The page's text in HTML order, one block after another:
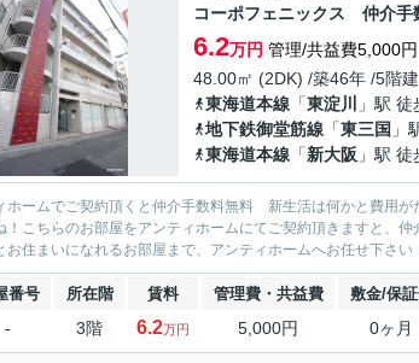
コーポフェニックス 仲介手
6.2万円 管理/共益費5,000円
48.00㎡ (2DK) /築46年 /5階建
東海道本線 「東淀川
」駅
地下鉄御堂筋線 「東三国 」
東海道本線 「新大阪 」駅
ホームでご契約頂くと仲介手数料無料 新生活は何かと費用
！こちらのお部屋をアンティホームにてご契約頂きますと、
お住まいになれるお部屋まで、アンティホームへお任せ下さい
番号 所在階 賃料 管理費・共益費 敷金/保
- 3階 6.2万円 5,000円 0ヶ月